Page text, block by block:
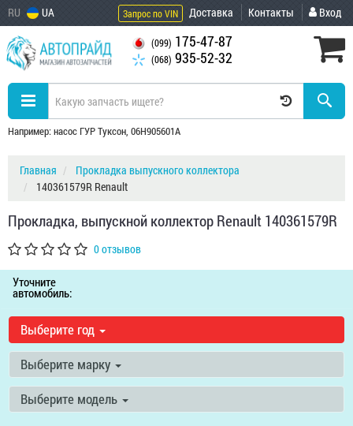
RU UA Запрос по VIN Доставка Контакты Вход
(099) 175-47-87
(068) 935-52-32
Например: насос ГУР Туксон, 06H905601A
Главная
Прокладка выпускного коллектора
140361579R Renault
Прокладка, выпускной коллектор Renault 140361579R
0 отзывов
Уточните
автомобиль:
Выберите год
Выберите марку
Выберите модель